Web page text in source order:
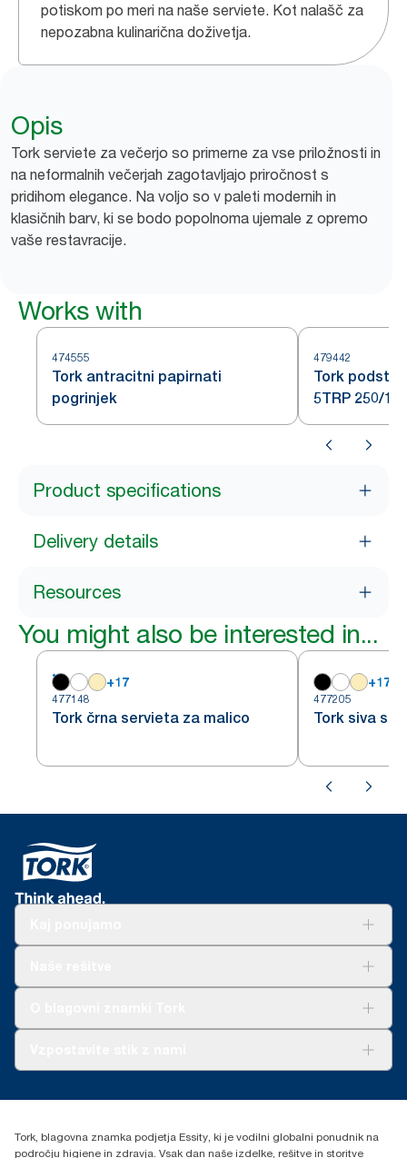
potiskom po meri na naše serviete. Kot nalašč za
nepozabna kulinarična doživetja.
Opis
Tork serviete za večerjo so primerne za vse priložnosti in
na neformalnih večerjah zagotavljajo priročnost s
pridihom elegance. Na voljo so v paleti modernih in
klasičnih barv, ki se bodo popolnoma ujemale z opremo
vaše restavracije.
Works with
474555
Tork antracitni papirnati
pogrinjek
479442
Tork
5TRP 250/12
Product specifications
Delivery details
Resources
You might also be interested in...
+17
477148
Tork črna servieta za malico
+17
477205
Tork siva
Essity Hungary Kft. Professional Hygiene
Budakeszi út 51.
Tork, blagovna znamka podjetja Essity, ki je vodilni globalni ponudnik na
področju higiene in zdravja. Vsak dan naše izdelke, rešitve in storitve